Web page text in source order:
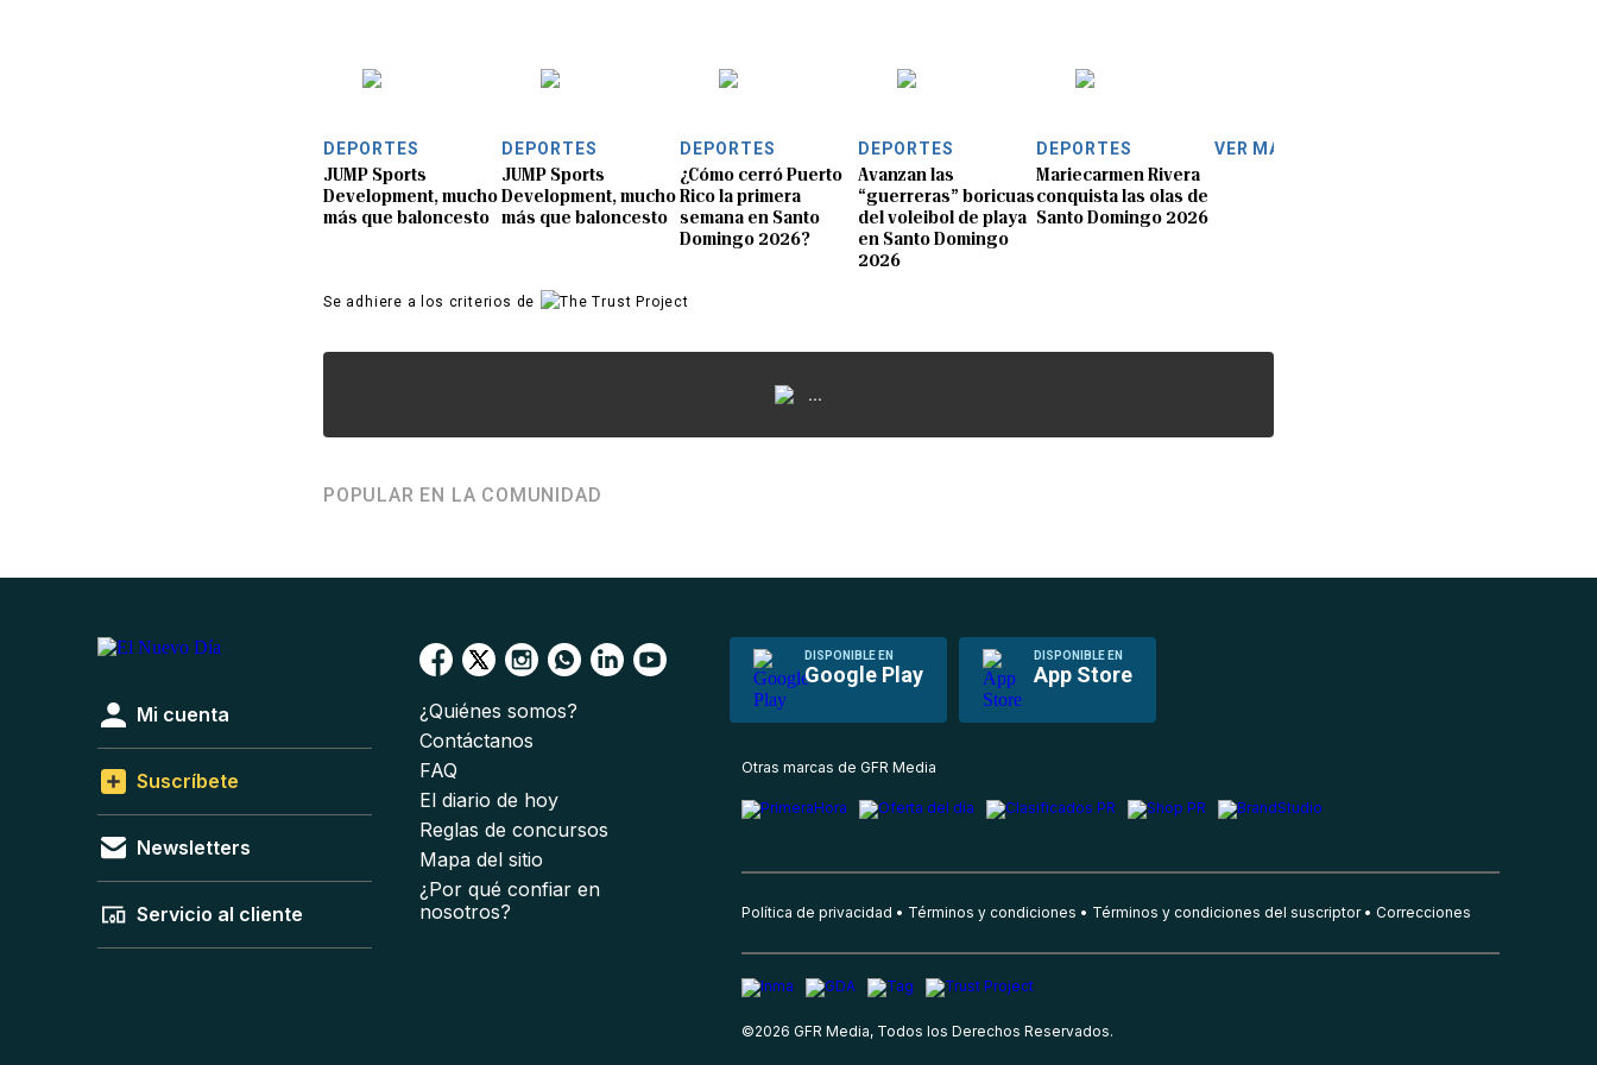
DEPORTES
JUMP Sports
Development, mucho
más que baloncesto
DEPORTES
JUMP Sports
Development, mucho
más que baloncesto
DEPORTES
¿Cómo cerró Puerto
Rico la primera
semana en Santo
Domingo 2026?
DEPORTES
Avanzan las
“guerreras” boricuas
del voleibol de playa
en Santo Domingo
2026
DEPORTES
Mariecarmen Rivera
conquista las olas de
Santo Domingo 2026
VER MÁS
Se adhiere a los criterios de
...
POPULAR EN LA COMUNIDAD
DISPONIBLE EN
Google Play
DISPONIBLE EN
App Store
Mi cuenta
Suscríbete
Newsletters
Servicio al cliente
¿Quiénes somos?
Contáctanos
FAQ
El diario de hoy
Reglas de concursos
Mapa del sitio
¿Por qué confiar en
nosotros?
Otras marcas de GFR Media
Política de privacidad Términos y condiciones Términos y condiciones del suscriptor Correcciones
©2026 GFR Media, Todos los Derechos Reservados.